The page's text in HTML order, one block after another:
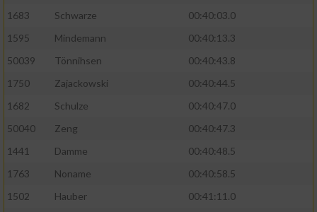
1683
Schwarze
00:40:03.0
1595
Mindemann
00:40:13.3
50039
Tönnihsen
00:40:43.8
1750
Zajackowski
00:40:44.5
1682
Schulze
00:40:47.0
50040
Zeng
00:40:47.3
1441
Damme
00:40:48.5
1763
Noname
00:40:58.5
1502
Hauber
00:41:11.0
Funktional
Werbung